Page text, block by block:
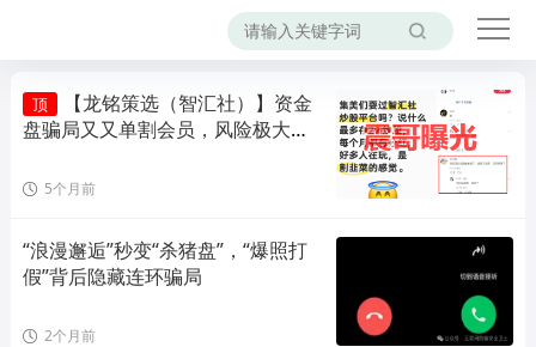
顶
【龙铭策选（智汇社）】资金
盘骗局又又单割会员，风险极大，
5个月前
“浪漫邂逅”秒变“杀猪盘”，“爆照打
假”背后隐藏连环骗局
2个月前